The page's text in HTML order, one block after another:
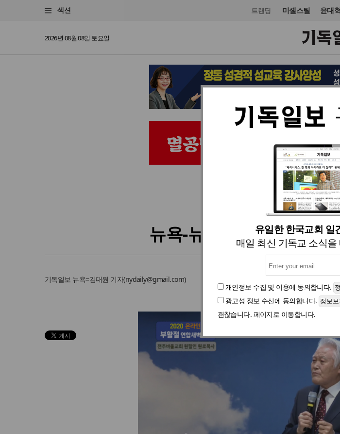
섹션 트랜딩 미셸스틸 윤대
2026년 08월 08일 토요일
유일한 한국교회 일
매일 최신 기독교 소식
개인정보 수집 및 이용에 동의합니다.
광고성 정보 수신에 동의합니다.
괜찮습니다. 페이지로 이동합니다.
교회일반 교회 입
뉴욕-뉴저지 부활절연합
기독일보 뉴욕=김대원 기자(nydaily@gmail.com)